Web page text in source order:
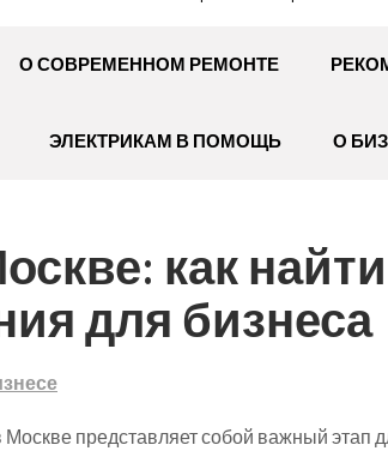
О СОВРЕМЕННОМ РЕМОНТЕ
ЭЛЕКТРИКАМ В ПОМОЩЬ О
как найти
для бизнеса
представляет собой важный этап